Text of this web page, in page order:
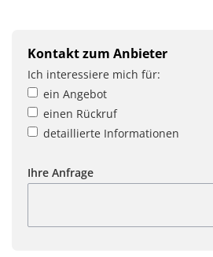
Kontakt zum Anbieter
Ich interessiere mich für:
ein Angebot
einen Rückruf
detaillierte Informationen
Ihre Anfrage